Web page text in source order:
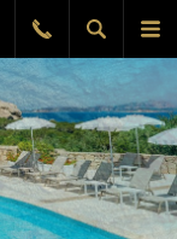
le
Afficher
la
Rappel
gratuit